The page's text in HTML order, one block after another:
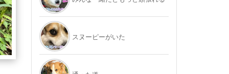
スヌーピーがいた